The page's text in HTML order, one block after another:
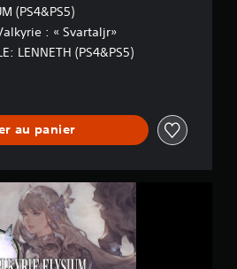
(PS4&PS5)
: « Svartaljr»
LENNETH (PS4&PS5)
au panier